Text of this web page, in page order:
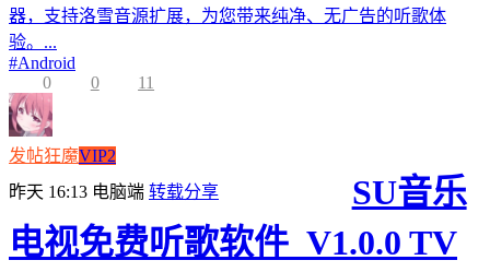
器，支持洛雪音源扩展，为您带来纯净、无广告的听歌体
验。...
#Android
0
0 11
发帖狂魔VIP2
昨天 16:13 电脑端 转载分享
SU音乐
电视免费听歌软件_V1.0.0 TV